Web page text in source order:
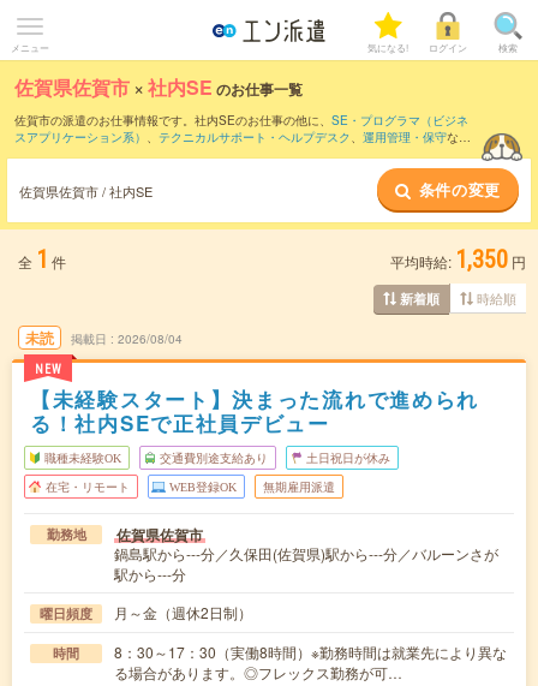
メニュー 気になる! ログイン 検索
佐賀県佐賀市 ×社内SE のお仕事一覧
佐賀市の派遣のお仕事情報です。社内SEのお仕事の他に、 SE・プログラマ（ビジネ
スアプリケーション系） 、 テクニカルサポート・ヘルプデスク 、 運用管理・保守など
社内SEのお仕事とは？とは？
佐賀県佐賀市 / 社内SE 条件の変更
全 1 件 平均時給: 1,350 円
新着順 時給順
未読
NEW
掲載日 2026/08/04
【未経験スタート】決まった流れで進められ
る！社内SEで正社員デビュー
職種未経験OK 交通費別途支給あり 土日祝日が休み
在宅・リモート WEB登録OK 無期雇用派遣
勤務地 佐賀県佐賀市
鍋島駅から---分／久保田(佐賀県)駅から---分／バルーンさが
駅から---分
曜日頻度 月～金（週休2日制）
時間
8：30～17：30（実働8時間）※勤務時間は就業先により異な
る場合があります。◎フレックス勤務が可…